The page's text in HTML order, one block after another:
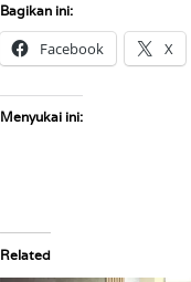
Bagikan ini:
Facebook X
Menyukai ini:
Related